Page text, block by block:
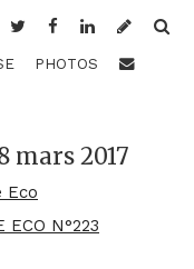
PHOTOS
mars 2017
Eco
ECO N°223